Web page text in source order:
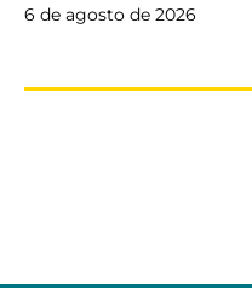
6 de agosto de 2026